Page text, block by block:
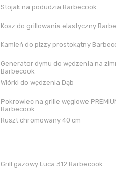
Stojak na podudzia Barbecook
Kosz do grillowania elastyczny
Kamień do pizzy prostokątny
Generator dymu do wędzenia na
Barbecook
Wiórki do wędzenia Dąb
Pokrowiec na grille węglowe
Barbecook
Ruszt chromowany 40 cm
Grill gazowy Luca 312 Barbecook